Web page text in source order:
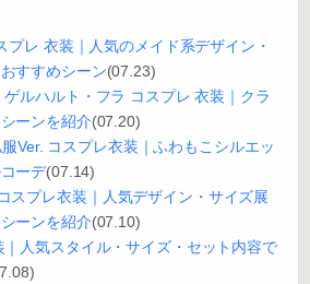
プレ 衣装｜人気のメイド系デザイン・
すすめシーン(07.23)
ルハルト・フラ コスプレ 衣装｜クラ
ーンを紹介(07.20)
Ver. コスプレ衣装｜ふわもこシルエッ
ーデ(07.14)
スプレ衣装｜人気デザイン・サイズ展
ーンを紹介(07.10)
人気スタイル・サイズ・セット内容で